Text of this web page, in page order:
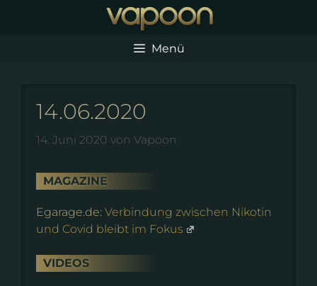
Menü
14.06.2020
14. Juni 2020 von Vapoon
MAGAZINE
Egarage.de: Verbindung zwischen Nikotin
und Covid bleibt im Fokus
VIDEOS